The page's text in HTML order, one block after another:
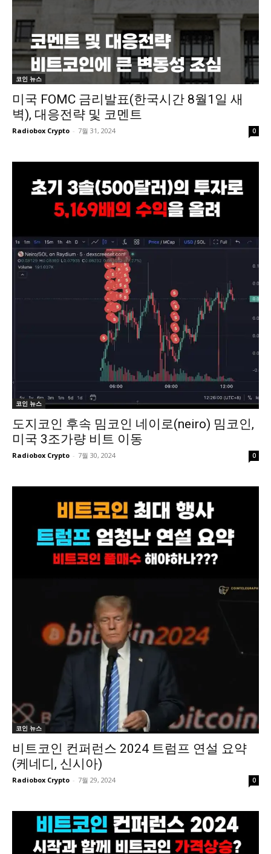
코인 뉴스
미국 FOMC 금리발표(한국시간 8월1일 새
벽), 대응전략 및 코멘트
Radiobox Crypto - 7월 31, 2024 0
코인 뉴스
도지코인 후속 밈코인 네이로(neiro) 밈코인,
미국 3조가량 비트 이동
Radiobox Crypto - 7월 30, 2024 0
코인 뉴스
비트코인 컨퍼런스 2024 트럼프 연설 요약
(케네디, 신시아)
Radiobox Crypto - 7월 29, 2024 0